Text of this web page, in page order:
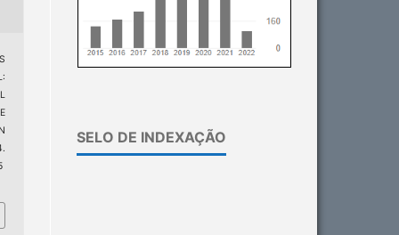
SELO DE INDEXAÇÃO